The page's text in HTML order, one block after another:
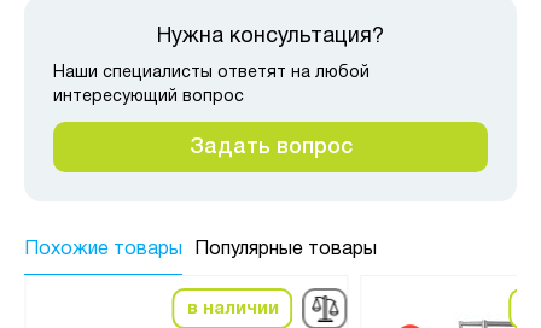
Нужна консультация?
Наши специалисты ответят на любой
интересующий вопрос
Задать вопрос
Похожие товары Популярные товары
в наличии